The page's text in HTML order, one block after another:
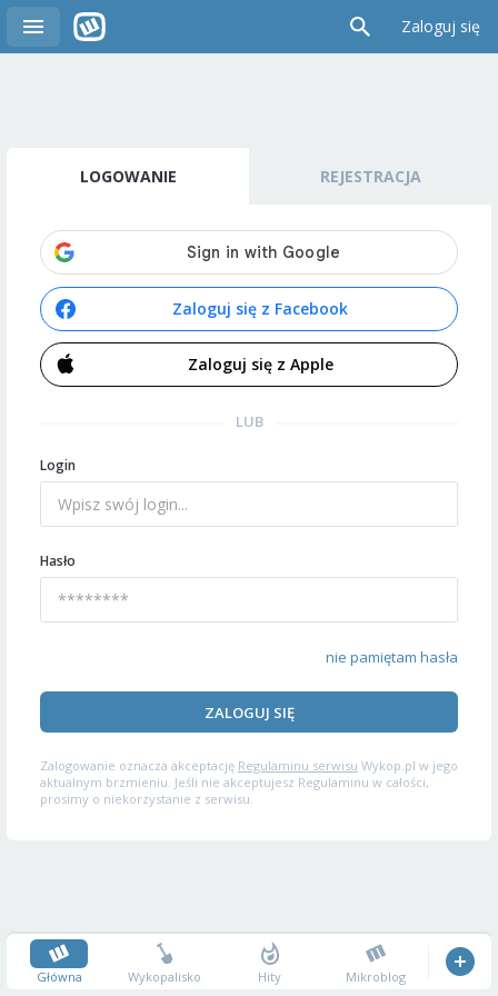
Zaloguj się
LOGOWANIE REJESTRACJA
Zaloguj się z Facebook
Zaloguj się z Apple
LUB
Login
Hasło
nie pamiętam hasła
ZALOGUJ SIĘ
Zalogowanie oznacza akceptację Regulaminu serwisu Wykop.pl w jego
aktualnym brzmieniu. Jeśli nie akceptujesz Regulaminu w całości,
prosimy o niekorzystanie z serwisu.
Główna Wykopalisko Hity Mikroblog